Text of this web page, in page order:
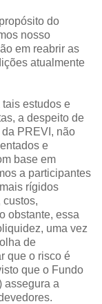
do
nosso
em reabrir as
atualmente
estudos e
a despeito de
PREVI, não
e
base em
a participantes
rígidos
custos,
obstante, essa
uma vez
de
que o risco é
que o Fundo
assegura a